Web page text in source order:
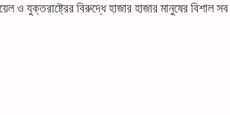
ও যুক্তরাষ্ট্রের বিরুদ্ধে হাজার হাজার মানুষের বিশাল